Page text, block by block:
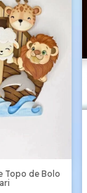
Topo de Bolo